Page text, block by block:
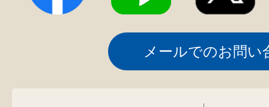
メールでのお問い